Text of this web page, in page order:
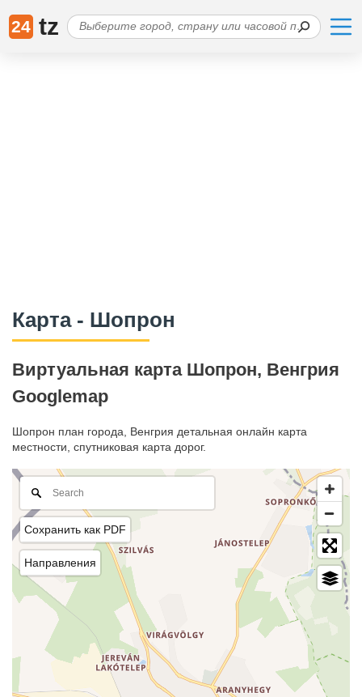
24 tz
Карта - Шопрон
Виртуальная карта Шопрон, Венгрия
Googlemap
Шопрон план города, Венгрия детальная онлайн карта
местности, спутниковая карта дорог.
Сохранить как PDF
Направления